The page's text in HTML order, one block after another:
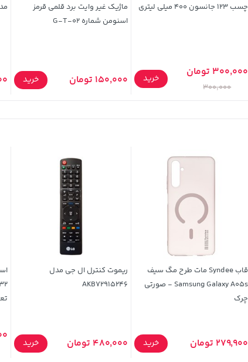
چسب 123 جانسون 400 میلی لیتری
300,000 تومان
300,000
خرید
ماژیک غیر وایت برد قلمی قرمز
اسنومن شماره G-T-02
150,000 تومان خرید
قاب Syndee مات طرح مگ سیف
Samsung Galaxy A05s - صورتی
چرک
279,900 تومان خرید
ریموت کنترل ال جی مدل
AKB72915246
480,000 تومان خرید